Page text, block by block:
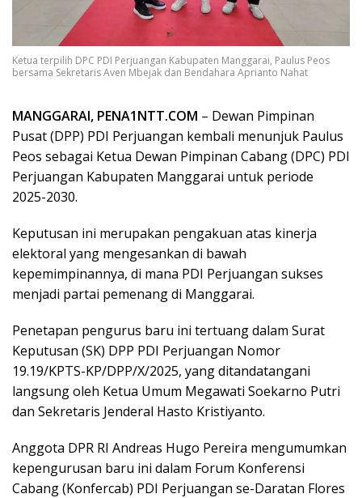
Ketua terpilih DPC PDI Perjuangan Kabupaten Manggarai, Paulus Peos
bersama Sekretaris Aven Mbejak dan Bendahara Aprianto Nahat
MANGGARAI, PENA1NTT.COM – Dewan Pimpinan
Pusat (DPP) PDI Perjuangan kembali menunjuk Paulus
Peos sebagai Ketua Dewan Pimpinan Cabang (DPC) PDI
Perjuangan Kabupaten Manggarai untuk periode
2025-2030.
Keputusan ini merupakan pengakuan atas kinerja
elektoral yang mengesankan di bawah
kepemimpinannya, di mana PDI Perjuangan sukses
menjadi partai pemenang di Manggarai.
Penetapan pengurus baru ini tertuang dalam Surat
Keputusan (SK) DPP PDI Perjuangan Nomor
19.19/KPTS-KP/DPP/X/2025, yang ditandatangani
langsung oleh Ketua Umum Megawati Soekarno Putri
dan Sekretaris Jenderal Hasto Kristiyanto.
Anggota DPR RI Andreas Hugo Pereira mengumumkan
kepengurusan baru ini dalam Forum Konferensi
Cabang (Konfercab) PDI Perjuangan se-Daratan Flores